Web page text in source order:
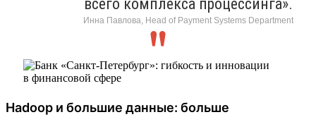
всего комплекса процессинга».
Инна Павлова, Head of Payment Systems Department
Hadoop и большие данные: больше